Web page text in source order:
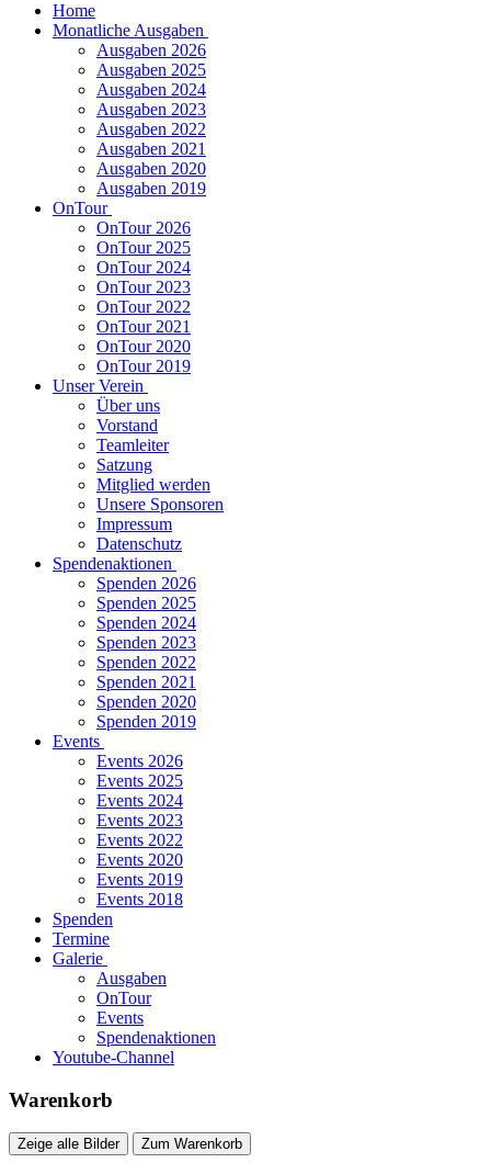
Home
Monatliche Ausgaben
Ausgaben 2026
Ausgaben 2025
Ausgaben 2024
Ausgaben 2023
Ausgaben 2022
Ausgaben 2021
Ausgaben 2020
Ausgaben 2019
OnTour
OnTour 2026
OnTour 2025
OnTour 2024
OnTour 2023
OnTour 2022
OnTour 2021
OnTour 2020
OnTour 2019
Unser Verein
Über uns
Vorstand
Teamleiter
Satzung
Mitglied werden
Unsere Sponsoren
Impressum
Datenschutz
Spendenaktionen
Spenden 2026
Spenden 2025
Spenden 2024
Spenden 2023
Spenden 2022
Spenden 2021
Spenden 2020
Spenden 2019
Events
Events 2026
Events 2025
Events 2024
Events 2023
Events 2022
Events 2020
Events 2019
Events 2018
Spenden
Termine
Galerie
Ausgaben
OnTour
Events
Spendenaktionen
Youtube-Channel
Warenkorb
Zeige alle Bilder Zum Warenkorb